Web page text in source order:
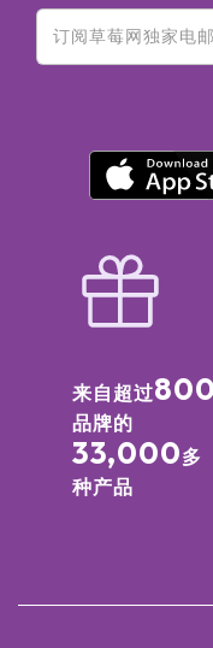
来自超过800
品牌的
33,000多
种产品